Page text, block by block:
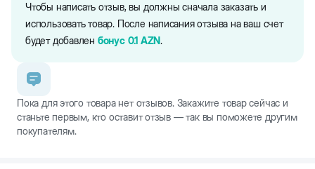
Чтобы написать отзыв, вы должны сначала заказать и
использовать товар. После написания отзыва на ваш счет
будет добавлен бонус 0.1 AZN.
Пока для этого товара нет отзывов. Закажите товар сейчас и
станьте первым, кто оставит отзыв — так вы поможете другим
покупателям.